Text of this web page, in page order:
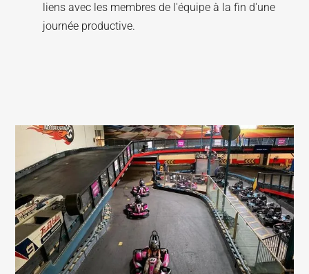
liens avec les membres de l'équipe à la fin d'une
journée productive.